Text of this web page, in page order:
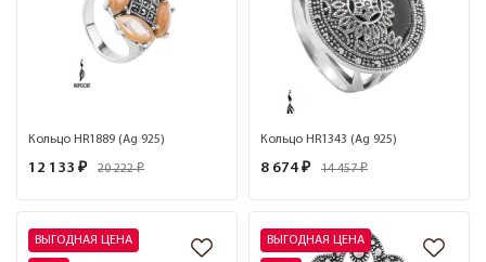
Кольцо HR1889 (Ag 925)
12 133 ₽ 20 222 ₽
Кольцо HR1343 (Ag 925)
8 674 ₽ 14 457 ₽
ВЫГОДНАЯ ЦЕНА ВЫГОДНАЯ ЦЕНА